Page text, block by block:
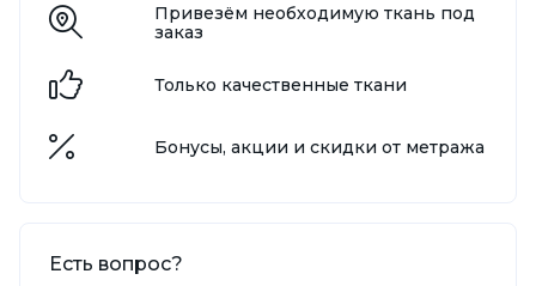
Привезём необходимую ткань под
заказ
Только качественные ткани
Бонусы, акции и скидки от метража
Есть вопрос?